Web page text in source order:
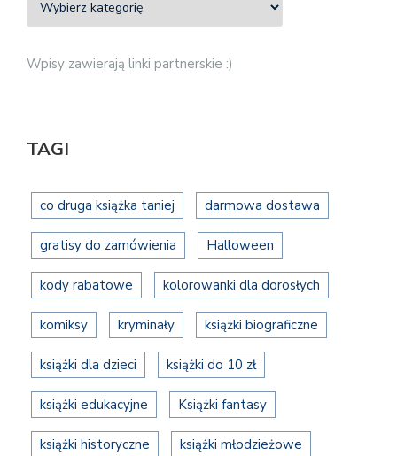
Wpisy zawierają linki partnerskie :)
TAGI
co druga książka taniej darmowa dostawa
gratisy do zamówienia Halloween
kody rabatowe kolorowanki dla dorosłych
komiksy kryminały książki biograficzne
książki dla dzieci książki do 10 zł
książki edukacyjne Książki fantasy
książki historyczne książki młodzieżowe